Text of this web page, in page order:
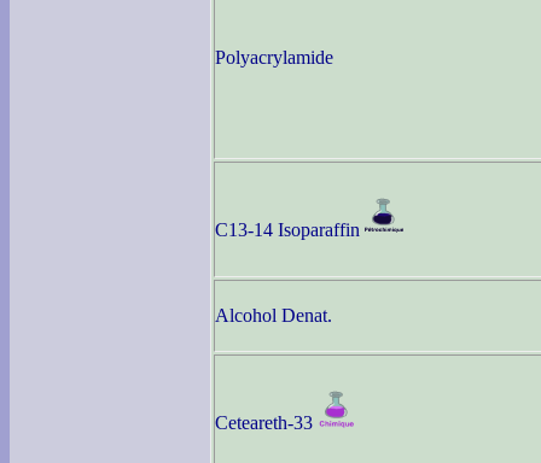
Polyacrylamide
C13-14 Isoparaffin
Alcohol Denat.
Ceteareth-33